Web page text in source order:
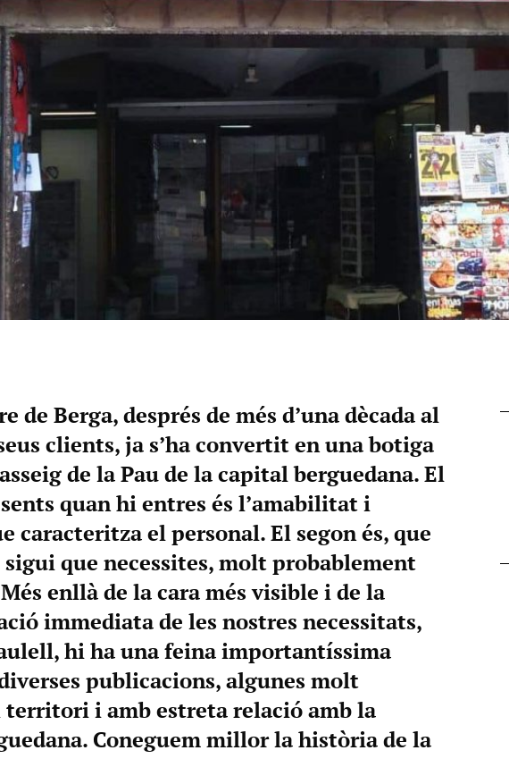
de Berga, després de més d’una dècada al
clients, ja s’ha convertit en una botiga
de la Pau de la capital berguedana. El
quan hi entres és l’amabilitat i
caracteritza el personal. El segon és, que
que necessites, molt probablement
enllà de la cara més visible i de la
immediata de les nostres necessitats,
hi ha una feina importantíssima
publicacions, algunes molt
territori i amb estreta relació amb la
Coneguem millor la història de la